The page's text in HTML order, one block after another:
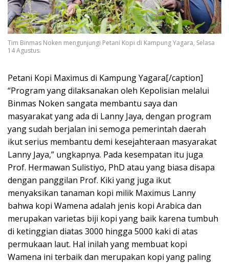
Tim Binmas Noken mengunjungi Petani Kopi di Kampung Yagara, Selasa
14 Agustus.
Petani Kopi Maximus di Kampung Yagara[/caption]
“Program yang dilaksanakan oleh Kepolisian melalui
Binmas Noken sangata membantu saya dan
masyarakat yang ada di Lanny Jaya, dengan program
yang sudah berjalan ini semoga pemerintah daerah
ikut serius membantu demi kesejahteraan masyarakat
Lanny Jaya,” ungkapnya. Pada kesempatan itu juga
Prof. Hermawan Sulistiyo, PhD atau yang biasa disapa
dengan panggilan Prof. Kiki yang juga ikut
menyaksikan tanaman kopi milik Maximus Lanny
bahwa kopi Wamena adalah jenis kopi Arabica dan
merupakan varietas biji kopi yang baik karena tumbuh
di ketinggian diatas 3000 hingga 5000 kaki di atas
permukaan laut. Hal inilah yang membuat kopi
Wamena ini terbaik dan merupakan kopi yang paling